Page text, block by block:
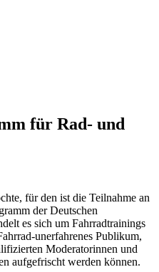
für Rad- und
für den ist die Teilnahme an
der Deutschen
es sich um Fahrradtrainings
unerfahrenes Publikum,
Moderatorinnen und
aufgefrischt werden können.